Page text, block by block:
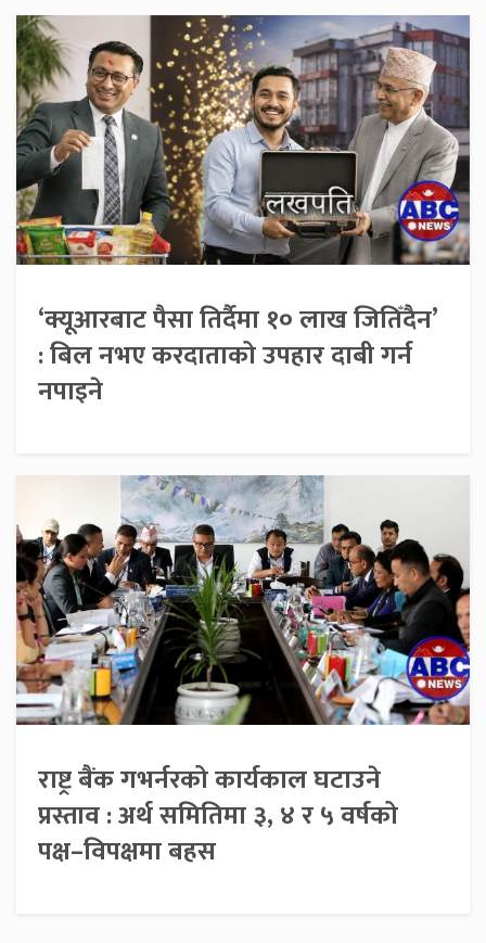
‘क्यूआरबाट पैसा तिर्दैमा १० लाख जितिँदैन’
: बिल नभए करदाताको उपहार दाबी गर्न
नपाइने
राष्ट्र बैंक गभर्नरको कार्यकाल घटाउने
प्रस्ताव : अर्थ समितिमा ३, ४ र ५ वर्षको
पक्ष–विपक्षमा बहस